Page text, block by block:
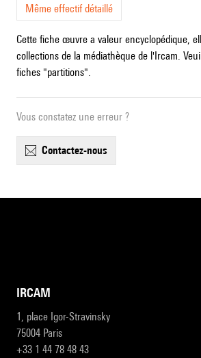
Même effectif détaillé
Cette fiche œuvre a valeur encyclopédique,
collections de la médiathèque de l'Ircam.
fiches "partitions".
Vous constatez une erreur ?
contactez-nous
IRCAM
1, place Igor-Stravinsky
75004 Paris
+33 1 44 78 48 43